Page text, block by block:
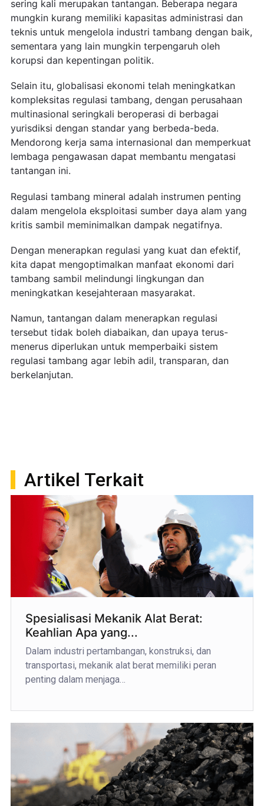
sering kali merupakan tantangan. Beberapa negara
mungkin kurang memiliki kapasitas administrasi dan
teknis untuk mengelola industri tambang dengan baik,
sementara yang lain mungkin terpengaruh oleh
korupsi dan kepentingan politik.
Selain itu, globalisasi ekonomi telah meningkatkan
kompleksitas regulasi tambang, dengan perusahaan
multinasional seringkali beroperasi di berbagai
yurisdiksi dengan standar yang berbeda-beda.
Mendorong kerja sama internasional dan memperkuat
lembaga pengawasan dapat membantu mengatasi
tantangan ini.
Regulasi tambang mineral adalah instrumen penting
dalam mengelola eksploitasi sumber daya alam yang
kritis sambil meminimalkan dampak negatifnya.
Dengan menerapkan regulasi yang kuat dan efektif,
kita dapat mengoptimalkan manfaat ekonomi dari
tambang sambil melindungi lingkungan dan
meningkatkan kesejahteraan masyarakat.
Namun, tantangan dalam menerapkan regulasi
tersebut tidak boleh diabaikan, dan upaya terus-
menerus diperlukan untuk memperbaiki sistem
regulasi tambang agar lebih adil, transparan, dan
berkelanjutan.
Artikel Terkait
Spesialisasi Mekanik Alat Berat:
Keahlian Apa yang...
Dalam industri pertambangan, konstruksi, dan
transportasi, mekanik alat berat memiliki peran
penting dalam menjaga…